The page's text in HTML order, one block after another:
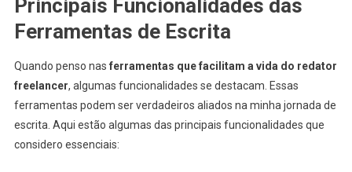
Principais Funcionalidades das
Ferramentas de Escrita
Quando penso nas ferramentas que facilitam a vida do redator
freelancer, algumas funcionalidades se destacam. Essas
ferramentas podem ser verdadeiros aliados na minha jornada de
escrita. Aqui estão algumas das principais funcionalidades que
considero essenciais: